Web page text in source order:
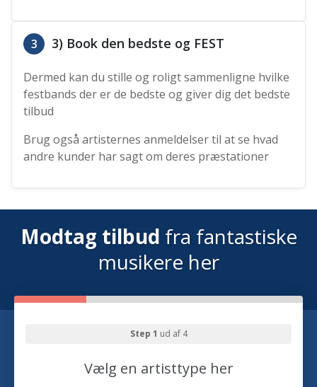
3 3) Book den bedste og FEST
Dermed kan du stille og roligt sammenligne hvilke
festbands der er de bedste og giver dig det bedste
tilbud
Brug også artisternes anmeldelser til at se hvad
andre kunder har sagt om deres præstationer
Modtag tilbud fra fantastiske
musikere her
Step 1 ud af 4
Vælg en artisttype her